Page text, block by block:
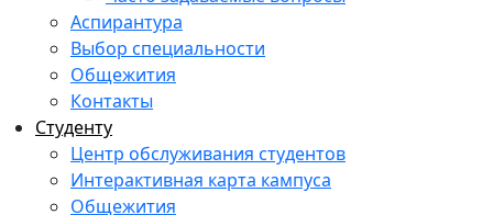
Аспирантура
Выбор специальности
Общежития
Контакты
Студенту
Центр обслуживания студентов
Интерактивная карта кампуса
Общежития